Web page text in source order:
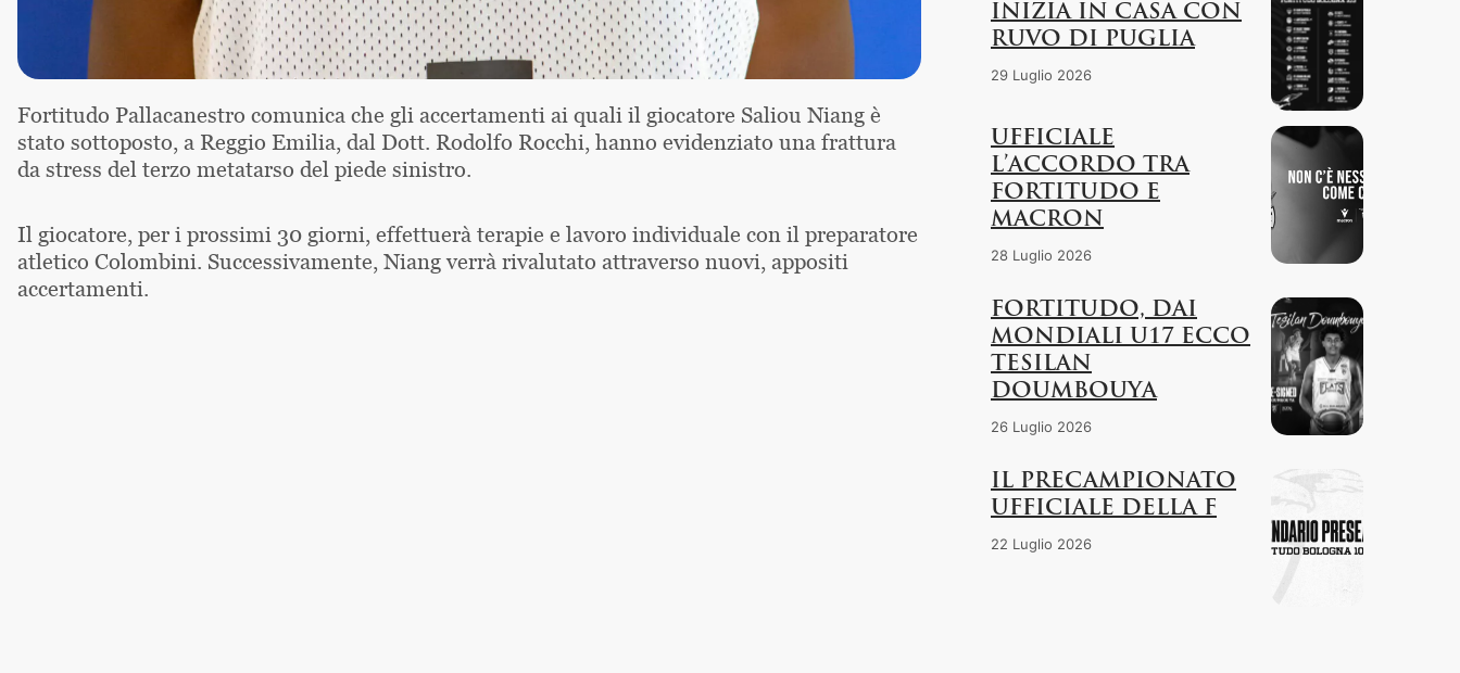
Fortitudo Pallacanestro comunica che gli accertamenti ai quali il giocatore Saliou Niang è
stato sottoposto, a Reggio Emilia, dal Dott. Rodolfo Rocchi, hanno evidenziato una frattura
da stress del terzo metatarso del piede sinistro.
Il giocatore, per i prossimi 30 giorni, effettuerà terapie e lavoro individuale con il preparatore
atletico Colombini. Successivamente, Niang verrà rivalutato attraverso nuovi, appositi
accertamenti.
INIZIA IN CASA CON
RUVO DI PUGLIA
29 Luglio 2026
UFFICIALE
L’ACCORDO TRA
FORTITUDO E
MACRON
28 Luglio 2026
FORTITUDO, DAI
MONDIALI U17 ECCO
TESILAN
DOUMBOUYA
26 Luglio 2026
IL PRECAMPIONATO
UFFICIALE DELLA F
22 Luglio 2026